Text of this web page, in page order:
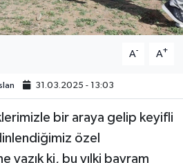
A- A+
31.03.2025 - 13:03
bir araya gelip keyifli
özel
yazık ki, bu yılki bayram